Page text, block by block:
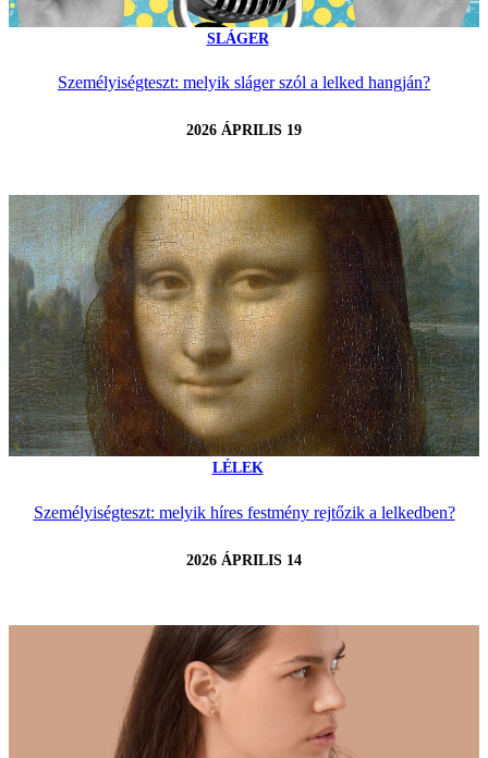
SLÁGER
Személyiségteszt: melyik sláger szól a lelked hangján?
2026 ÁPRILIS 19
LÉLEK
Személyiségteszt: melyik híres festmény rejtőzik a lelkedben?
2026 ÁPRILIS 14